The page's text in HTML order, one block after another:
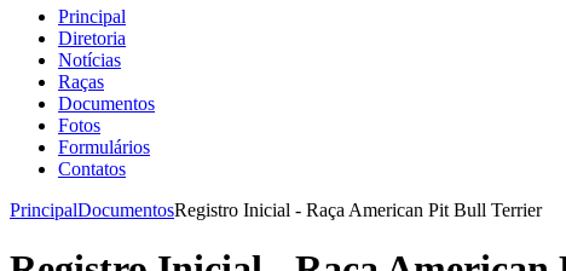
Principal
Diretoria
Notícias
Raças
Documentos
Fotos
Formulários
Contatos
PrincipalDocumentosRegistro Inicial - Raça American Pit Bull Terrier